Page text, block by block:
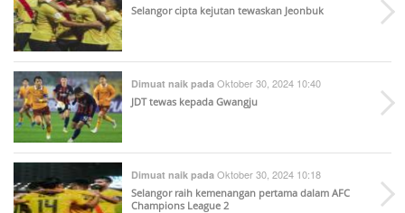
Selangor cipta kejutan tewaskan Jeonbuk
Dimuat naik pada Oktober 30, 2024 10:40
JDT tewas kepada Gwangju
Dimuat naik pada Oktober 30, 2024 10:18
Selangor raih kemenangan pertama dalam AFC
Champions League 2